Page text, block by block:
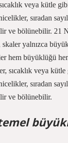
veya kütle
sıradan
ve bölünebilir. 21
yalnızca
hem büyüklüğü
sıcaklık veya
sıradan
ve bölünebilir.